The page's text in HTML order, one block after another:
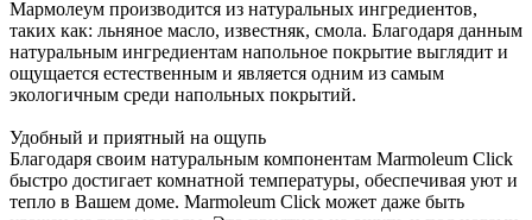
Мармолеум производится из натуральных ингредиентов,
таких как: льняное масло, известняк, смола. Благодаря данным
натуральным ингредиентам напольное покрытие выглядит и
ощущается естественным и является одним из самым
экологичным среди напольных покрытий.
Удобный и приятный на ощупь
Благодаря своим натуральным компонентам Marmoleum Click
быстро достигает комнатной температуры, обеспечивая уют и
тепло в Вашем доме. Marmoleum Click может даже быть